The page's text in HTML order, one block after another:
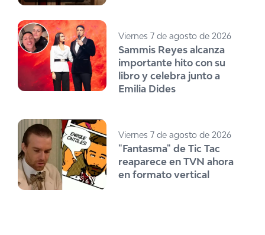
Viernes 7 de agosto de 2026
Sammis Reyes alcanza
importante hito con su
libro y celebra junto a
Emilia Dides
Viernes 7 de agosto de 2026
"Fantasma" de Tic Tac
reaparece en TVN ahora
en formato vertical